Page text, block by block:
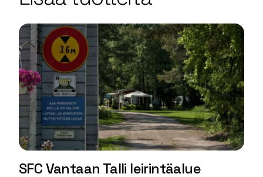
SFC Vantaan Talli leirintäalue